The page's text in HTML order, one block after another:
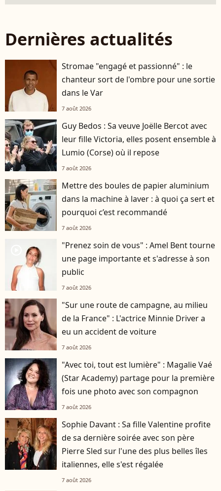
Dernières actualités
Stromae "engagé et passionné" : le
chanteur sort de l'ombre pour une sortie
dans le Var
7 août 2026
Guy Bedos : Sa veuve Joëlle Bercot avec
leur fille Victoria, elles posent ensemble à
Lumio (Corse) où il repose
7 août 2026
Mettre des boules de papier aluminium
dans la machine à laver : à quoi ça sert et
pourquoi c’est recommandé
7 août 2026
"Prenez soin de vous" : Amel Bent tourne
une page importante et s'adresse à son
public
7 août 2026
"Sur une route de campagne, au milieu
de la France" : L'actrice Minnie Driver a
eu un accident de voiture
7 août 2026
"Avec toi, tout est lumière" : Magalie Vaé
(Star Academy) partage pour la première
fois une photo avec son compagnon
7 août 2026
Sophie Davant : Sa fille Valentine profite
de sa dernière soirée avec son père
Pierre Sled sur l'une des plus belles îles
italiennes, elle s'est régalée
7 août 2026